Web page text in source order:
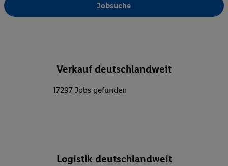
Jobsuche
Verkauf deutschlandweit
17297 Jobs gefunden
Logistik deutschlandweit